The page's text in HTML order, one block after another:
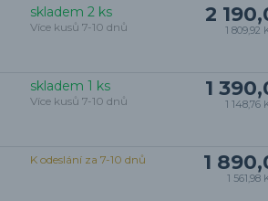
2
1 809,92
skladem 2 ks
Více kusů 7-10 dnů
1
1 148,76
skladem 1 ks
Více kusů 7-10 dnů
1
1 561,98
K odeslání za 7-10 dnů